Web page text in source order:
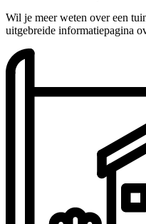
Wil je meer weten over een
uitgebreide informatiepagina